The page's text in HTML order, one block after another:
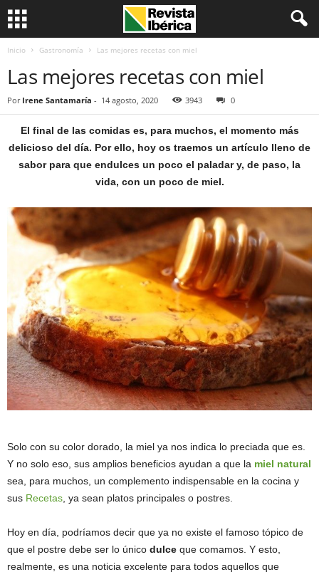
Inicio Gastronomía Las mejores recetas con miel
Las mejores recetas con miel
Por Irene Santamaría - 14 agosto, 2020 3943 0
El final de las comidas es, para muchos, el momento más
delicioso del día. Por ello, hoy os traemos un artículo lleno de
sabor para que endulces un poco el paladar y, de paso, la
vida, con un poco de miel.
Solo con su color dorado, la miel ya nos indica lo preciada que es.
Y no solo eso, sus amplios beneficios ayudan a que la miel natural
sea, para muchos, un complemento indispensable en la cocina y
sus Recetas , ya sean platos principales o postres.
Hoy en día, podríamos decir que ya no existe el famoso tópico de
que el postre debe ser lo único dulce que comamos. Y esto,
realmente, es una noticia excelente para todos aquellos que